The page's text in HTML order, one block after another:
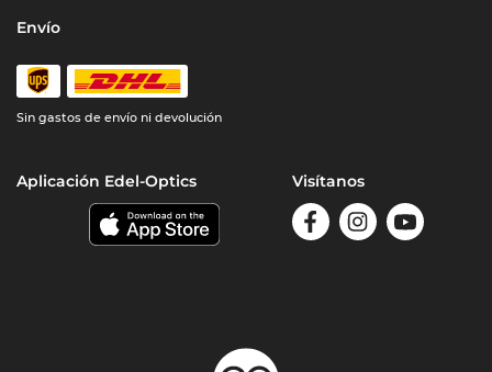
Envío
Sin gastos de envío ni devolución
Aplicación Edel-Optics Visítanos